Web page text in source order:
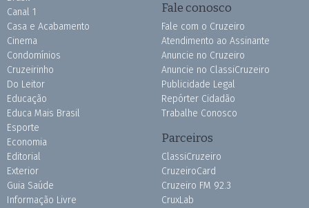
Canal 1
Casa e Acabamento
Cinema
Condomínios
Cruzeirinho
Do Leitor
Educação
Educa Mais Brasil
Esporte
Economia
Editorial
Exterior
Guia Saúde
Informação Livre
Fale conosco
Fale com o Cruzeiro
Atendimento ao Assinante
Anuncie no Cruzeiro
Anuncie no ClassiCruzeiro
Publicidade Legal
Repórter Cidadão
Trabalhe Conosco
Parceiros
ClassiCruzeiro
CruzeiroCard
Cruzeiro FM 92.3
CruxLab